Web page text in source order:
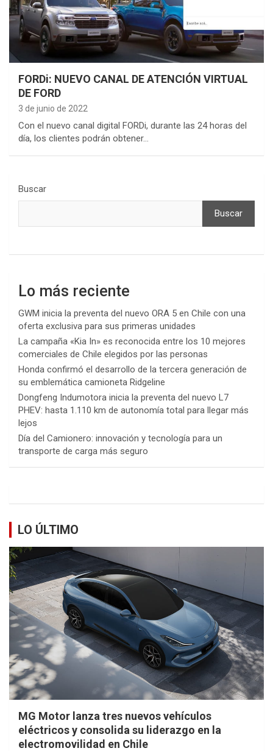
FORDi: NUEVO CANAL DE ATENCIÓN VIRTUAL
DE FORD
3 de junio de 2022
Con el nuevo canal digital FORDi, durante las 24 horas del
día, los clientes podrán obtener…
Buscar
Buscar
Lo más reciente
GWM inicia la preventa del nuevo ORA 5 en Chile con una
oferta exclusiva para sus primeras unidades
La campaña «Kia In» es reconocida entre los 10 mejores
comerciales de Chile elegidos por las personas
Honda confirmó el desarrollo de la tercera generación de
su emblemática camioneta Ridgeline
Dongfeng Indumotora inicia la preventa del nuevo L7
PHEV: hasta 1.110 km de autonomía total para llegar más
lejos
Día del Camionero: innovación y tecnología para un
transporte de carga más seguro
LO ÚLTIMO
MG Motor lanza tres nuevos vehículos
eléctricos y consolida su liderazgo en la
electromovilidad en Chile